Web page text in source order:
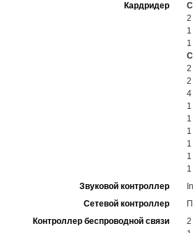
Кардридер
2
2
2
4
Звуковой контроллер
Cетевой контроллер
Контроллер беспроводной связи
2